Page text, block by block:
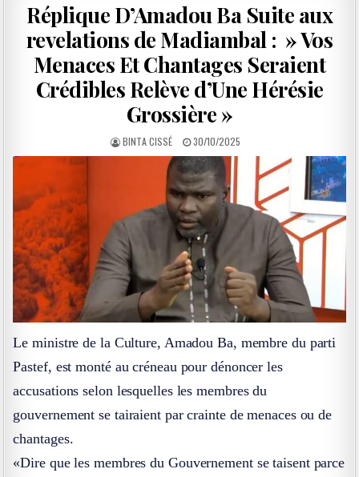
Réplique D’Amadou Ba Suite aux
revelations de Madiambal : » Vos
Menaces Et Chantages Seraient
Crédibles Relève d’Une Hérésie
Grossière »
BINTA CISSÉ 30/10/2025
Le ministre de la Culture, Amadou Ba, membre du parti
Pastef, est monté au créneau pour dénoncer les
accusations selon lesquelles les membres du
gouvernement se tairaient par crainte de menaces ou de
chantages.
«Dire que les membres du Gouvernement se taisent parce